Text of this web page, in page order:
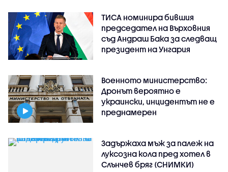
ТИСА номинира бившия
председател на Върховния
съд Андраш Бака за следващ
президент на Унгария
Военното министерство:
Дронът вероятно е
украински, инцидентът не е
преднамерен
Задържаха мъж за палеж на
луксозна кола пред хотел в
Слънчев бряг (СНИМКИ)